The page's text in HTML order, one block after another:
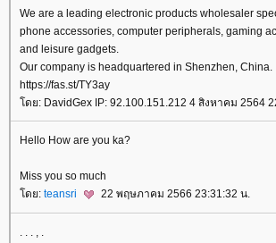
We are a leading electronic products wholesaler
phone accessories, computer peripherals, gaming
and leisure gadgets.
Our company is headquartered in Shenzhen, China.
https://fas.st/TY3ay
ดย: DavidGex IP: 92.100.151.212 4 สิงหาคม 2564
Hello How are you ka?
Miss you so much
ดย: teansri 22 พฤษภาคม 2566 23:31:32 น.
. . . , .